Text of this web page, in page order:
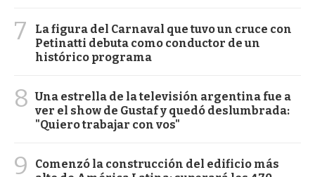
7
La figura del Carnaval que tuvo un cruce con
Petinatti debuta como conductor de un
histórico programa
8 Una estrella de la televisión argentina fue a
ver el show de Gustaf y quedó deslumbrada:
"Quiero trabajar con vos"
9
Comenzó la construcción del edificio más